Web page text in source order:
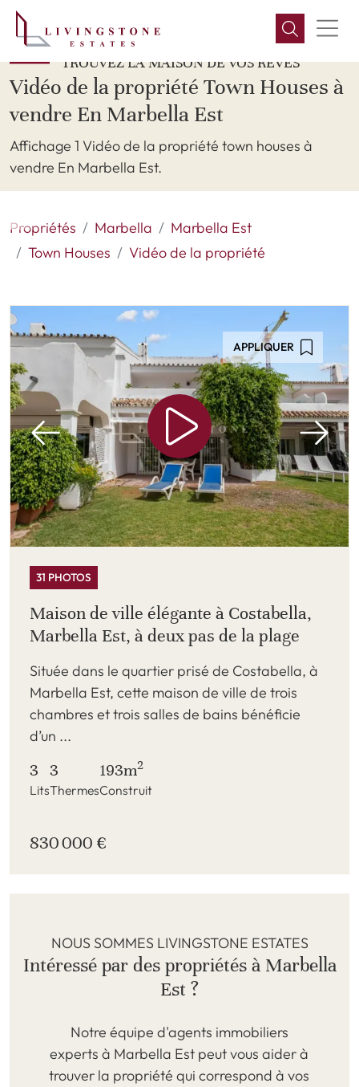
TROUVEZ LA MAISON DE VOS RÊVES
Vidéo de la propriété Town Houses à
vendre En Marbella Est
Affichage 1 Vidéo de la propriété town houses à
vendre En Marbella Est.
Propriétés Marbella
Marbella Est
Town Houses
Vidéo de la propriété
APPLIQUER
31 PHOTOS
Maison de ville élégante à Costabella,
Marbella Est, à deux pas de la plage
Située dans le quartier prisé de Costabella, à
Marbella Est, cette maison de ville de trois
chambres et trois salles de bains bénéficie
d’un ...
3
Lits
3
Thermes
193m2
Construit
830 000 €
NOUS SOMMES LIVINGSTONE ESTATES
Intéressé par des propriétés à Marbella
Est ?
Notre équipe d'agents immobiliers
experts à Marbella Est peut vous aider à
trouver la propriété qui correspond à vos